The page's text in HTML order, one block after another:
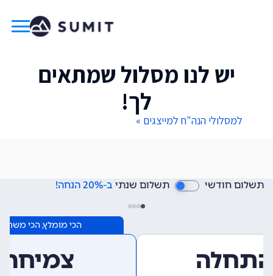
יש לנו מסלול שמתאים
לך!
למסלולי הנה"ח למייצגים »